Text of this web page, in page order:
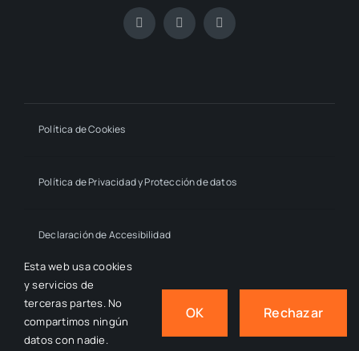
Política de Cookies
Política de Privacidad y Protección de datos
Declaración de Accesibilidad
© 2024 - 2026- by macmahon • Estrella Millán Sanjuán,
All Rights Reserved.
Esta web usa cookies
y servicios de
terceras partes. No
compartimos ningún
datos con nadie.
OK Rechazar